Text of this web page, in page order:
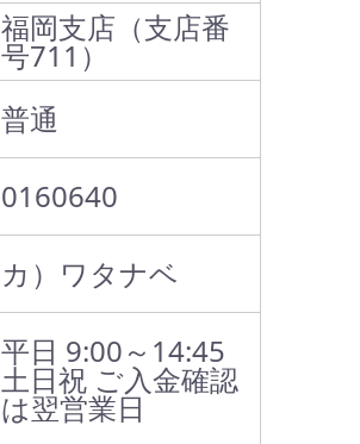
福岡支店（支店番
号711）
普通
0160640
カ）ワタナベ
平日 9:00～14:45
土日祝 ご入金確認
は翌営業日